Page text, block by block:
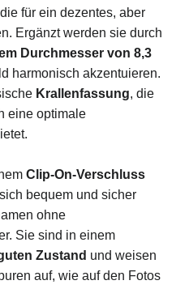
für ein dezentes, aber
Ergänzt werden sie durch
Durchmesser von 8,3
harmonisch akzentuieren.
Krallenfassung, die
eine optimale
Clip-On-Verschluss
bequem und sicher
ohne
Sie sind in einem
Zustand und weisen
auf, wie auf den Fotos